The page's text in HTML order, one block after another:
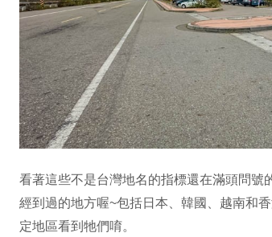
看著這些不是台灣地名的指標還在滿頭問號
經到過的地方喔~包括日本、韓國、越南和
定地區看到牠們唷。